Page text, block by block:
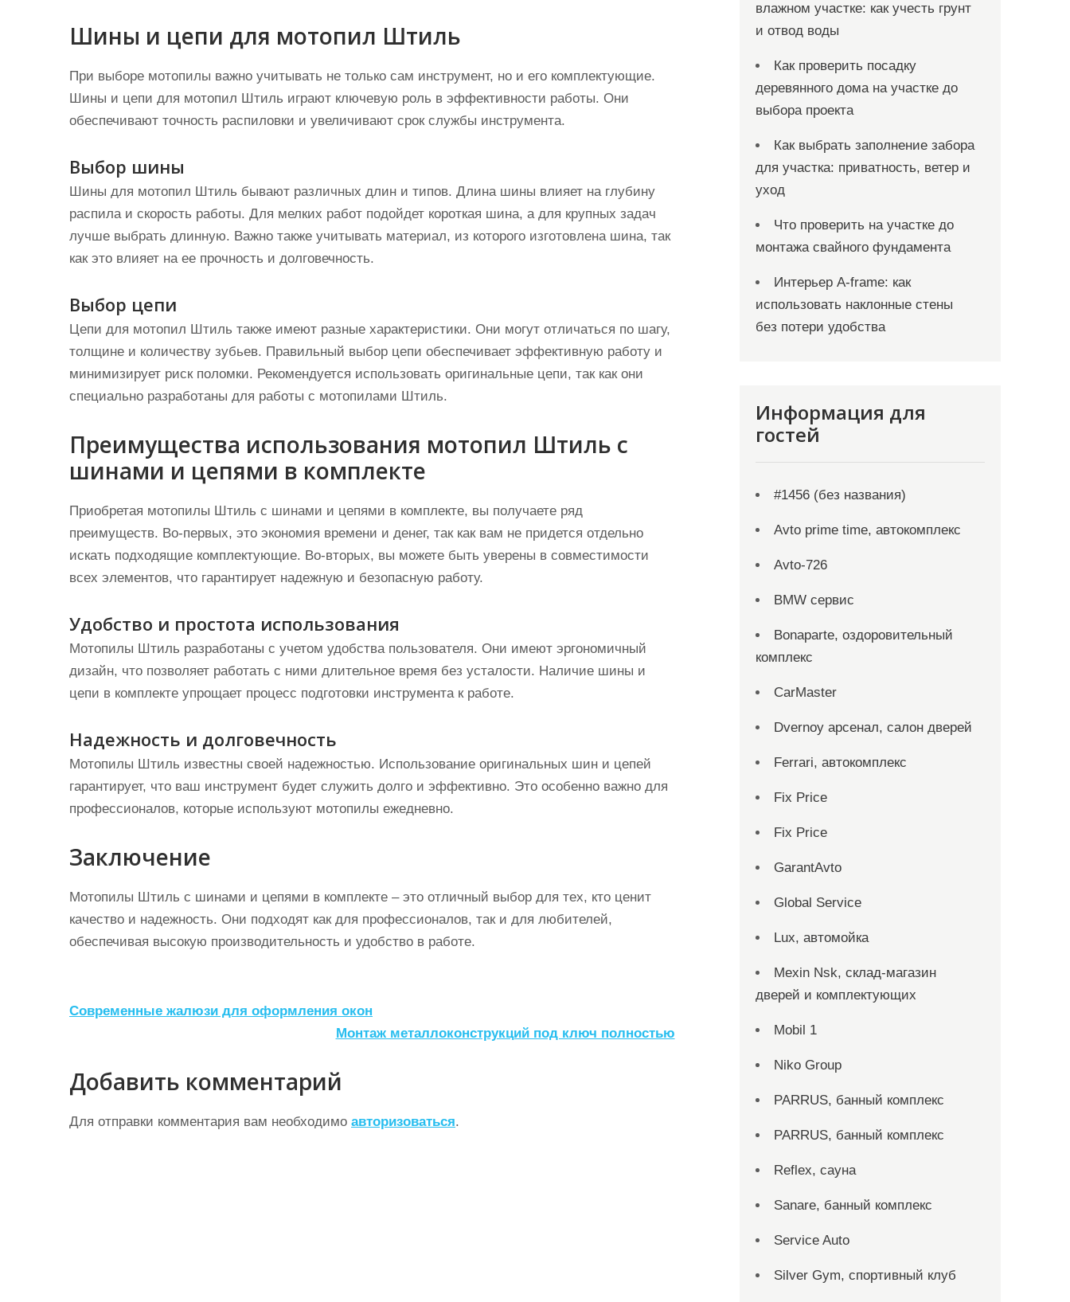
Шины и цепи для мотопил Штиль
При выборе мотопилы важно учитывать не только сам инструмент, но и его комплектующие.
Шины и цепи для мотопил Штиль играют ключевую роль в эффективности работы. Они
обеспечивают точность распиловки и увеличивают срок службы инструмента.
Выбор шины
Шины для мотопил Штиль бывают различных длин и типов. Длина шины влияет на глубину
распила и скорость работы. Для мелких работ подойдет короткая шина, а для крупных задач
лучше выбрать длинную. Важно также учитывать материал, из которого изготовлена шина, так
как это влияет на ее прочность и долговечность.
Выбор цепи
Цепи для мотопил Штиль также имеют разные характеристики. Они могут отличаться по шагу,
толщине и количеству зубьев. Правильный выбор цепи обеспечивает эффективную работу и
минимизирует риск поломки. Рекомендуется использовать оригинальные цепи, так как они
специально разработаны для работы с мотопилами Штиль.
Преимущества использования мотопил Штиль с
шинами и цепями в комплекте
Приобретая мотопилы Штиль с шинами и цепями в комплекте, вы получаете ряд
преимуществ. Во-первых, это экономия времени и денег, так как вам не придется отдельно
искать подходящие комплектующие. Во-вторых, вы можете быть уверены в совместимости
всех элементов, что гарантирует надежную и безопасную работу.
Удобство и простота использования
Мотопилы Штиль разработаны с учетом удобства пользователя. Они имеют эргономичный
дизайн, что позволяет работать с ними длительное время без усталости. Наличие шины и
цепи в комплекте упрощает процесс подготовки инструмента к работе.
Надежность и долговечность
Мотопилы Штиль известны своей надежностью. Использование оригинальных шин и цепей
гарантирует, что ваш инструмент будет служить долго и эффективно. Это особенно важно для
профессионалов, которые используют мотопилы ежедневно.
Заключение
Мотопилы Штиль с шинами и цепями в комплекте – это отличный выбор для тех, кто ценит
качество и надежность. Они подходят как для профессионалов, так и для любителей,
обеспечивая высокую производительность и удобство в работе.
Н
в
и
г
Современные жалюзи для оформления окон
Монтаж металлоконструкций под ключ полностью
Добавить комментарий
Для отправки комментария вам необходимо авторизоваться.
влажном участке: как учесть грунт
и отвод воды
Как проверить посадку
деревянного дома на участке до
выбора проекта
Как выбрать заполнение забора
для участка: приватность, ветер и
уход
Что проверить на участке до
монтажа свайного фундамента
Интерьер A-frame: как
использовать наклонные стены
без потери удобства
Информация для
гостей
#1456 (без названия)
Avto prime time, автокомплекс
Avto-726
BMW сервис
Bonaparte, оздоровительный
комплекс
CarMaster
Dvernoy арсенал, салон дверей
Ferrari, автокомплекс
Fix Price
Fix Price
GarantAvto
Global Service
Lux, автомойка
Mexin Nsk, склад-магазин
дверей и комплектующих
Mobil 1
Niko Group
PARRUS, банный комплекс
PARRUS, банный комплекс
Reflex, сауна
Sanare, банный комплекс
Service Auto
Silver Gym, спортивный клуб